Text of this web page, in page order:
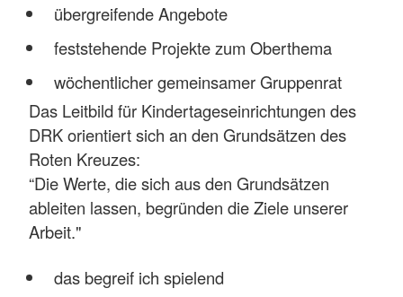
übergreifende Angebote
feststehende Projekte zum Oberthema
wöchentlicher gemeinsamer Gruppenrat
Das Leitbild für Kindertageseinrichtungen des
DRK orientiert sich an den Grundsätzen des
Roten Kreuzes:
“Die Werte, die sich aus den Grundsätzen
ableiten lassen, begründen die Ziele unserer
Arbeit."
das begreif ich spielend